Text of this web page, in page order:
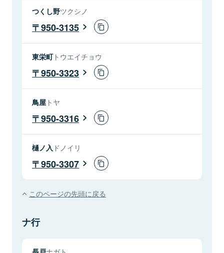
つくし野ツクシノ
950-3135
東栄町トウエイチョウ
950-3323
鳥屋 トヤ
950-3316
樋ノ入 ドノイリ
950-3307
このページの先頭に戻る
ナ行